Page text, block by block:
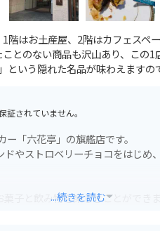
階はお土産屋、2階はカフェスペ
とのない商品も沢山あり、この
いう隠れた名品が味わえますの
されていません。
「六花亭」の旗艦店です。
やストロベリーチョコをはじ
子と飲み物を楽しむことができま
...続きを読む